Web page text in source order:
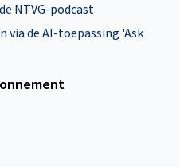
NTVG-podcast
via de AI-toepassing 'Ask